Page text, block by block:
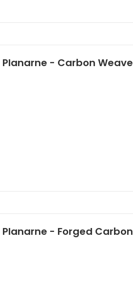
Planarne - Carbon Weave
Planarne - Forged Carbon